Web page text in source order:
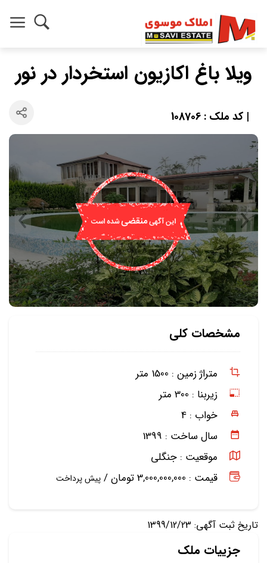
ویلا باغ اکازیون استخردار در نور
| کد ملک : 108706
مشخصات کلی
متراژ زمین : 1500 متر
زیربنا : 300 متر
خواب : 4
سال ساخت : 1399
موقعیت : جنگلی
قیمت : 3,000,000,000 تومان /
پیش پرداخت
تاریخ ثبت آگهی: 1399/12/23
جزییات ملک